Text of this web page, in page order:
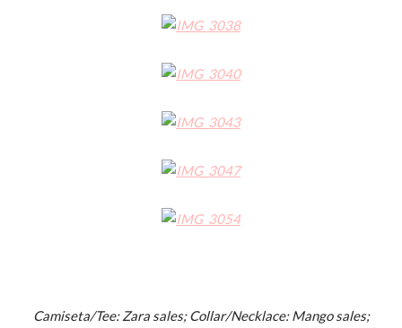
Camiseta/Tee: Zara sales; Collar/Necklace: Mango sales;